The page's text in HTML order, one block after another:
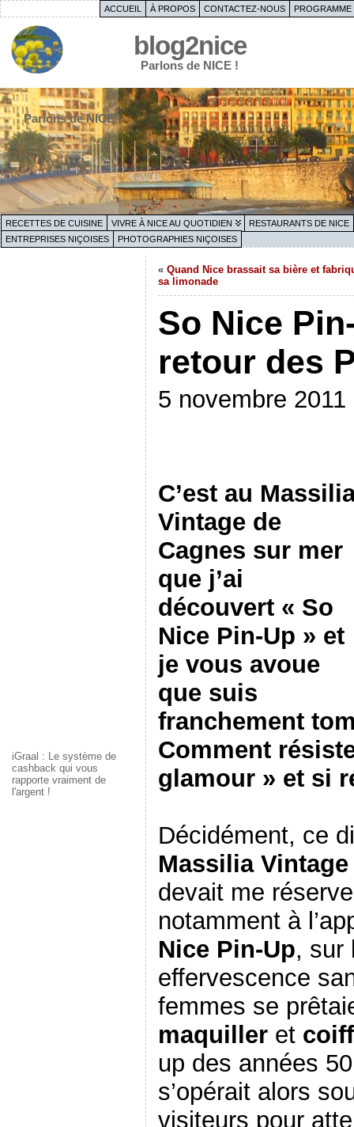
ACCUEIL À PROPOS CONTACTEZ-NOUS PROGRAMME
blog2nice
Parlons de NICE !
Parlons de NICE !
RECETTES DE CUISINE VIVRE À NICE AU QUOTIDIEN
RESTAURANTS DE NICE
ENTREPRISES NIÇOISES
PHOTOGRAPHIES NIÇOISES
iGraal : Le système de
cashback qui vous
rapporte vraiment de
l'argent !
« Quand Nice brassait sa bière et
sa limonade
So Nice
retour des
5 novembre 2011
C’est au
Vintage de
Cagnes sur mer
que j’ai
découvert « So
Nice Pin-Up » et
je vous avoue
que suis
franchement
Comment
glamour » et si
Décidément, ce
Massilia Vintage
devait me
notamment à
Nice Pin-Up, sur
effervescence
femmes se
maquilleret
up des années
s’opérait alors
visiteurs pour